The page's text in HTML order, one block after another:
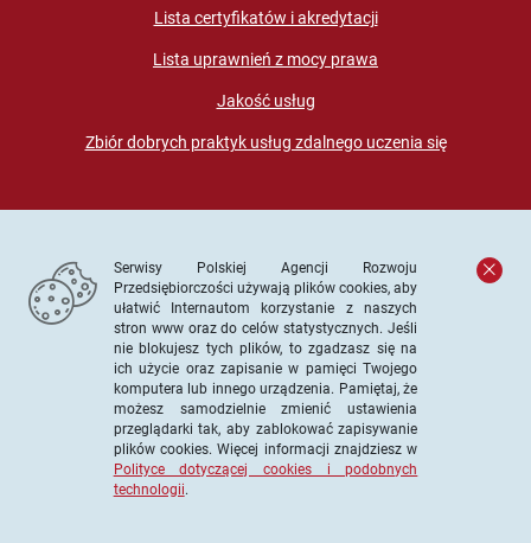
Lista certyfikatów i akredytacji
Lista uprawnień z mocy prawa
Jakość usług
Zbiór dobrych praktyk usług zdalnego uczenia się
© PARP. Wszelkie prawa zastrzeżone
Projekt współfinansowany ze środków Unii Europejskiej w
ramach Europejskiego Funduszu Społecznego
Serwisy Polskiej Agencji Rozwoju
Przedsiębiorczości używają plików cookies, aby
ułatwić Internautom korzystanie z naszych
stron www oraz do celów statystycznych. Jeśli
nie blokujesz tych plików, to zgadzasz się na
ich użycie oraz zapisanie w pamięci Twojego
komputera lub innego urządzenia. Pamiętaj, że
możesz samodzielnie zmienić ustawienia
przeglądarki tak, aby zablokować zapisywanie
plików cookies. Więcej informacji znajdziesz w
Polityce dotyczącej cookies i podobnych
technologii.